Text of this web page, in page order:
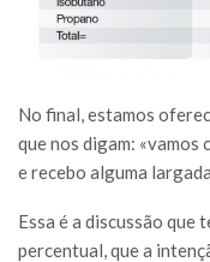
No final, estamos
que nos digam:
e recebo alguma
Essa é a discussão que
percentual, que a